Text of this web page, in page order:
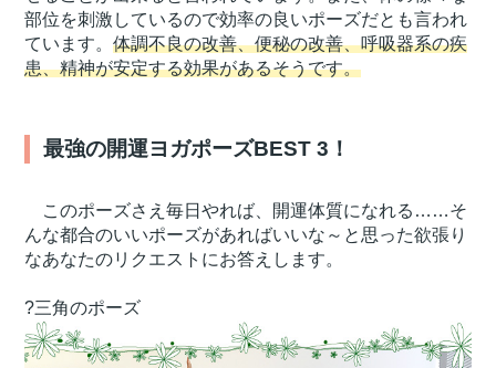
部位を刺激しているので効率の良いポーズだとも言われ
ています。体調不良の改善、便秘の改善、呼吸器系の疾
患、精神が安定する効果があるそうです。
最強の開運ヨガポーズBEST 3！
このポーズさえ毎日やれば、開運体質になれる……そ
んな都合のいいポーズがあればいいな～と思った欲張り
なあなたのリクエストにお答えします。
?三角のポーズ